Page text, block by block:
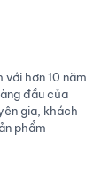
hơn 10 năm
đầu của
gia, khách
phẩm